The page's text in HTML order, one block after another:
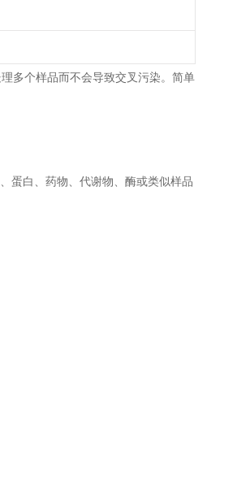
多个样品而不会导致交叉污染。简单
蛋白、药物、代谢物、酶或类似样品